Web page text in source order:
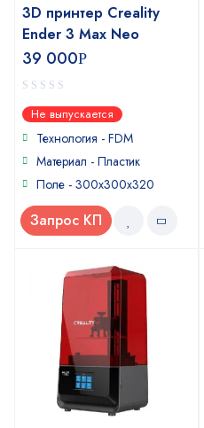
3D принтер Creality
Ender 3 Max Neo
39 000Р
0
out
of
Не выпускается
Технология - FDM
Материал - Пластик
Поле - 300х300х320
Запрос КП